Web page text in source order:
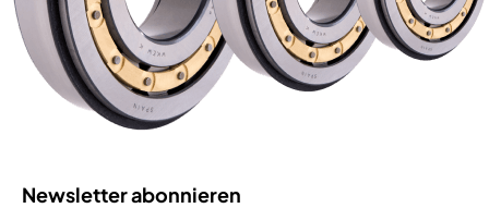
Newsletter abonnieren